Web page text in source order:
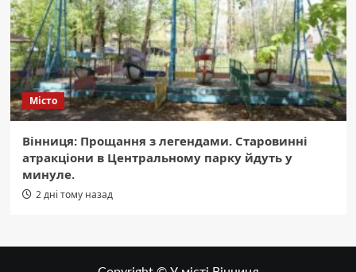
Місто
Вінниця: Прощання з легендами. Старовинні
атракціони в Центральному парку йдуть у
минуле.
2 дні тому назад